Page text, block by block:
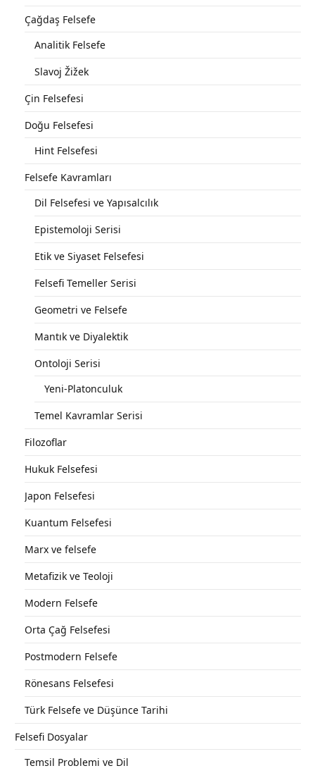
Çağdaş Felsefe
Analitik Felsefe
Slavoj Žižek
Çin Felsefesi
Doğu Felsefesi
Hint Felsefesi
Felsefe Kavramları
Dil Felsefesi ve Yapısalcılık
Epistemoloji Serisi
Etik ve Siyaset Felsefesi
Felsefi Temeller Serisi
Geometri ve Felsefe
Mantık ve Diyalektik
Ontoloji Serisi
Yeni-Platonculuk
Temel Kavramlar Serisi
Filozoflar
Hukuk Felsefesi
Japon Felsefesi
Kuantum Felsefesi
Marx ve felsefe
Metafizik ve Teoloji
Modern Felsefe
Orta Çağ Felsefesi
Postmodern Felsefe
Rönesans Felsefesi
Türk Felsefe ve Düşünce Tarihi
Felsefi Dosyalar
Temsil Problemi ve Dil